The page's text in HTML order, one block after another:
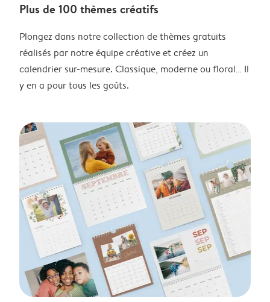
Plus de 100 thèmes créatifs
Plongez dans notre collection de thèmes gratuits
réalisés par notre équipe créative et créez un
calendrier sur-mesure. Classique, moderne ou floral… Il
y en a pour tous les goûts.